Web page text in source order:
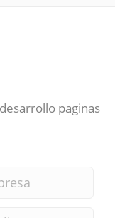
paginas